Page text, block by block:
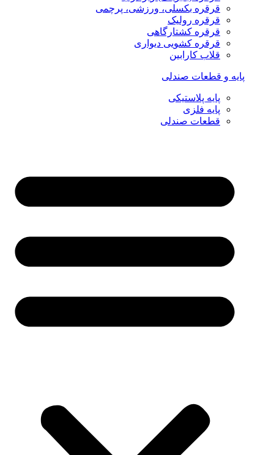
قرقره بکسلی، ورزشی، پرچمی
قرقره رولیک
قرقره کشتارگاهی
قرقره کشویی دیواری
قلاب کارابین
پایه و قطعات صندلی
پایه پلاستیکی
پایه فلزی
قطعات صندلی